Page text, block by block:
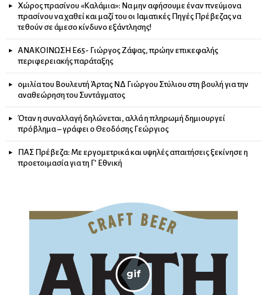
Χώρος πρασίνου «Καλάμια»: Να μην αφήσουμε έναν πνεύμονα
πρασίνου να χαθεί και μαζί του οι Ιαματικές Πηγές Πρέβεζας να
τεθούν σε άμεσο κίνδυνο εξάντλησης!
ΑΝΑΚΟΙΝΩΣΗ Ε65- Γιώργος Ζάψας, πρώην επικεφαλής
περιφερειακής παράταξης
ομιλία του Βουλευτή Άρτας ΝΔ Γιώργου Στύλιου στη βουλή για την
αναθεώρηση του Συντάγματος
Όταν η συναλλαγή δηλώνεται, αλλά η πληρωμή δημιουργεί
πρόβλημα – γράφει ο Θεοδόσης Γεώργιος
ΠΑΣ Πρέβεζα: Με εργομετρικά και υψηλές απαιτήσεις ξεκίνησε η
προετοιμασία για τη Γ’ Εθνική